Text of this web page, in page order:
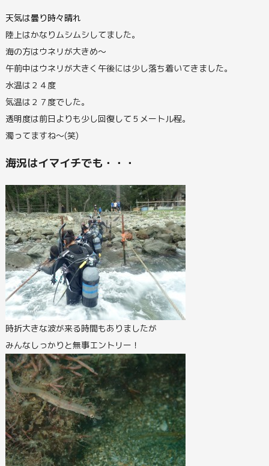
天気は曇り時々晴れ
陸上はかなりムシムシしてました。
海の方はウネリが大きめ～
午前中はウネリが大きく午後には少し落ち着いてきました。
水温は２４度
気温は２７度でした。
透明度は前日よりも少し回復して５メートル程。
濁ってますね～(笑)
海況はイマイチでも・・・
時折大きな波が来る時間もありましたが
みんなしっかりと無事エントリー！